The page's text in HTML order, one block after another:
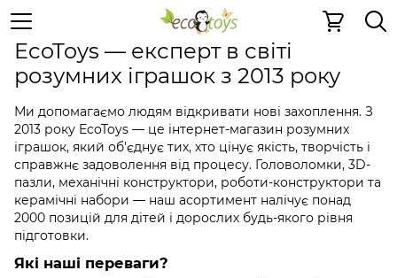
EcoToys — експерт в світі
розумних іграшок з 2013 року
Ми допомагаємо людям відкривати нові захоплення. З
2013 року EcoToys — це інтернет-магазин розумних
іграшок, який об'єднує тих, хто цінує якість, творчість і
справжнє задоволення від процесу. Головоломки, 3D-
пазли, механічні конструктори, роботи-конструктори та
керамічні набори — наш асортимент налічує понад
2000 позицій для дітей і дорослих будь-якого рівня
підготовки.
Які наші переваги?